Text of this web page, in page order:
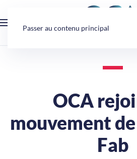
Passer au contenu principal
OCA
mouvement
Fab
Panneau de gestion des cookies